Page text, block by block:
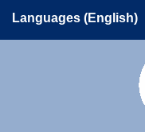
Languages (English)